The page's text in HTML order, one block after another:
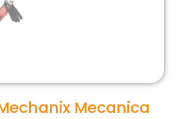
Mecanica